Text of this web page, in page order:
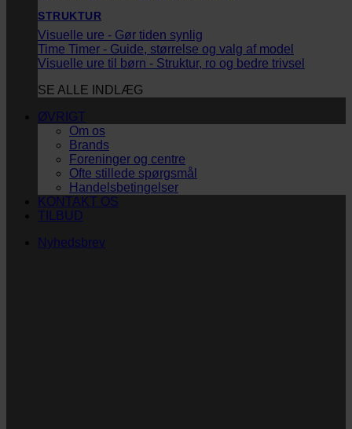
STRUKTUR
Visuelle ure - Gør tiden synlig
Time Timer - Guide, størrelse og valg af model
Visuelle ure til børn - Struktur, ro og bedre trivsel
SE ALLE INDLÆG
ØVRIGT
Om os
Brands
Foreninger og centre
Ofte stillede spørgsmål
Handelsbetingelser
KONTAKT OS
TILBUD
Nyhedsbrev